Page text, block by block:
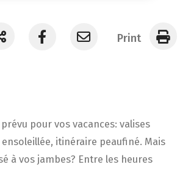
Print
pour vos vacances: valises
itinéraire peaufiné. Mais
à vos jambes? Entre les heures